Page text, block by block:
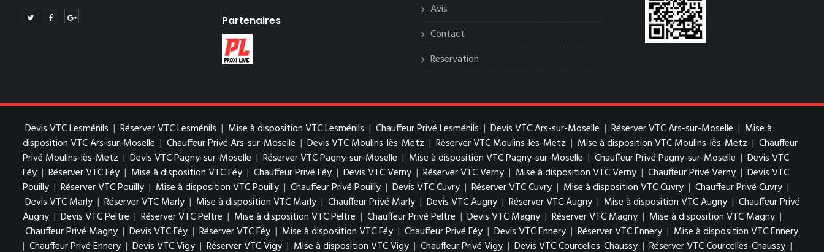
Partenaires
Avis
Contact
Reservation
Devis VTC Lesménils | Réserver VTC Lesménils | Mise à disposition VTC Lesménils | Chauffeur Privé Lesménils | Devis VTC Ars-sur-Moselle | Réserver VTC Ars-sur-Moselle | Mise à
disposition VTC Ars-sur-Moselle | Chauffeur Privé Ars-sur-Moselle | Devis VTC Moulins-lès-Metz | Réserver VTC Moulins-lès-Metz | Mise à disposition VTC Moulins-lès-Metz | Chauffeur
Privé Moulins-lès-Metz | Devis VTC Pagny-sur-Moselle | Réserver VTC Pagny-sur-Moselle | Mise à disposition VTC Pagny-sur-Moselle | Chauffeur Privé Pagny-sur-Moselle | Devis VTC
Féy | Réserver VTC Féy | Mise à disposition VTC Féy | Chauffeur Privé Féy | Devis VTC Verny | Réserver VTC Verny | Mise à disposition VTC Verny | Chauffeur Privé Verny | Devis VTC
Pouilly | Réserver VTC Pouilly | Mise à disposition VTC Pouilly | Chauffeur Privé Pouilly | Devis VTC Cuvry | Réserver VTC Cuvry | Mise à disposition VTC Cuvry | Chauffeur Privé Cuvry |
Devis VTC Marly | Réserver VTC Marly | Mise à disposition VTC Marly | Chauffeur Privé Marly | Devis VTC Augny | Réserver VTC Augny | Mise à disposition VTC Augny | Chauffeur Privé
Augny | Devis VTC Peltre | Réserver VTC Peltre | Mise à disposition VTC Peltre | Chauffeur Privé Peltre | Devis VTC Magny | Réserver VTC Magny | Mise à disposition VTC Magny |
Chauffeur Privé Magny | Devis VTC Féy | Réserver VTC Féy | Mise à disposition VTC Féy | Chauffeur Privé Féy | Devis VTC Ennery | Réserver VTC Ennery | Mise à disposition VTC Ennery
| Chauffeur Privé Ennery | Devis VTC Vigy | Réserver VTC Vigy | Mise à disposition VTC Vigy | Chauffeur Privé Vigy | Devis VTC Courcelles-Chaussy | Réserver VTC Courcelles-Chaussy |